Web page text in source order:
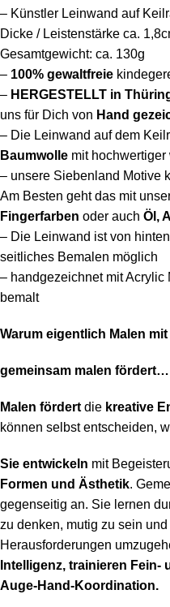
– Künstler Leinwand auf
Dicke / Leistenstärke ca.
Gesamtgewicht: ca. 130g
– 100% gewaltfreie
– HERGESTELLT in
uns für Dich von Hand
– Die Leinwand auf dem
Baumwolle mit
– unsere Siebenland Motive
Am Besten geht das mit
Fingerfarben oder auch Öl,
– Die Leinwand ist von
seitliches Bemalen möglich
– handgezeichnet mit
bemalt
Warum eigentlich Malen
gemeinsam malen fördert…
Malen fördert die kreative
können selbst entscheiden,
Sie entwickeln mit
Formen und Ästhetik.
gegenseitig an. Sie lernen
zu denken, mutig zu sein
Herausforderungen
Intelligenz, trainieren
Auge-Hand-Koordination.